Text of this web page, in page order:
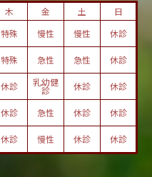
木 金 土
日
特殊 慢性 慢性
休診
特殊 急性 急性
休診
休診 乳幼健
診 休診
休診
休診 急性 休診
休診
休診 慢性 休診 休診